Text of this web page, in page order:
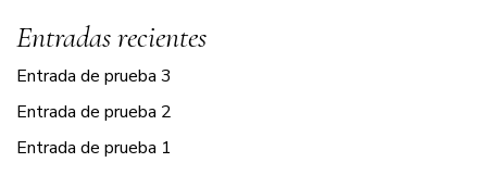
Entradas recientes
Entrada de prueba 3
Entrada de prueba 2
Entrada de prueba 1